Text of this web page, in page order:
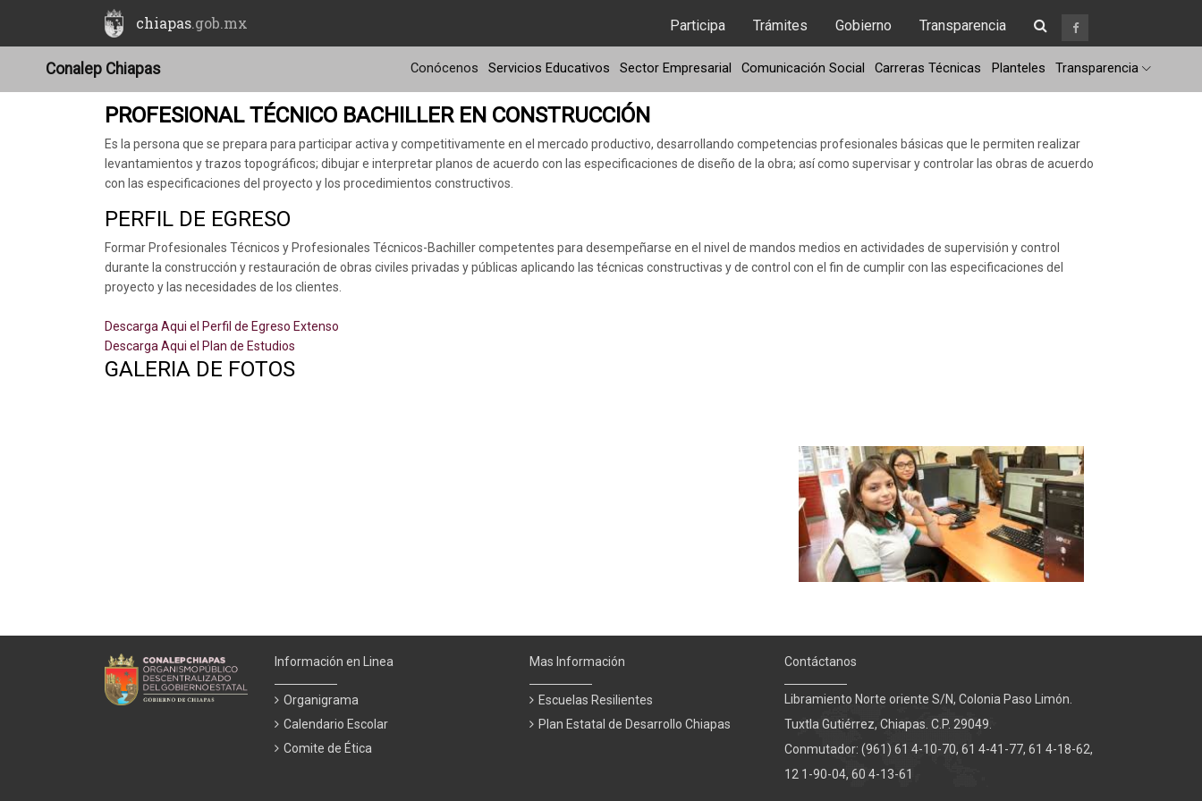
chiapas.gob.mx Participa Trámites Gobierno Transparencia
Conalep Chiapas Conócenos Servicios Educativos Sector Empresarial Comunicación Social Carreras Técnicas Planteles Transparencia
PROFESIONAL TÉCNICO BACHILLER EN CONSTRUCCIÓN
Es la persona que se prepara para participar activa y competitivamente en el mercado productivo, desarrollando competencias profesionales básicas que le permiten realizar
levantamientos y trazos topográficos; dibujar e interpretar planos de acuerdo con las especificaciones de diseño de la obra; así como supervisar y controlar las obras de acuerdo
con las especificaciones del proyecto y los procedimientos constructivos.
PERFIL DE EGRESO
Formar Profesionales Técnicos y Profesionales Técnicos-Bachiller competentes para desempeñarse en el nivel de mandos medios en actividades de supervisión y control
durante la construcción y restauración de obras civiles privadas y públicas aplicando las técnicas constructivas y de control con el fin de cumplir con las especificaciones del
proyecto y las necesidades de los clientes.
Descarga Aqui el Perfil de Egreso Extenso
Descarga Aqui el Plan de Estudios
GALERIA DE FOTOS
Información en Linea
Organigrama
Calendario Escolar
Comite de Ética
Mas Información
Escuelas Resilientes
Plan Estatal de Desarrollo Chiapas
Contáctanos
Libramiento Norte oriente S/N, Colonia Paso Limón.
Tuxtla Gutiérrez, Chiapas. C.P. 29049.
Conmutador: (961) 61 4-10-70, 61 4-41-77, 61 4-18-62,
12 1-90-04, 60 4-13-61